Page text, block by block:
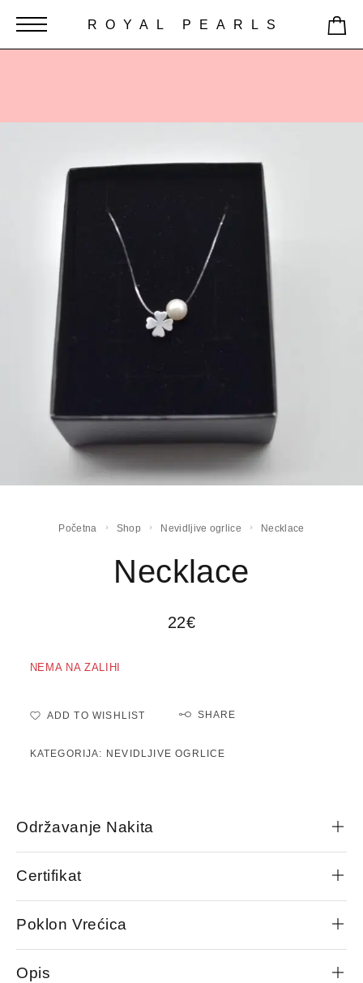
ROYAL PEARLS
Početna Shop Nevidljive ogrlice Necklace
Necklace
22€
NEMA NA ZALIHI
ADD TO WISHLIST SHARE
KATEGORIJA: NEVIDLJIVE OGRLICE
Održavanje Nakita
Certifikat
Poklon Vrećica
Opis